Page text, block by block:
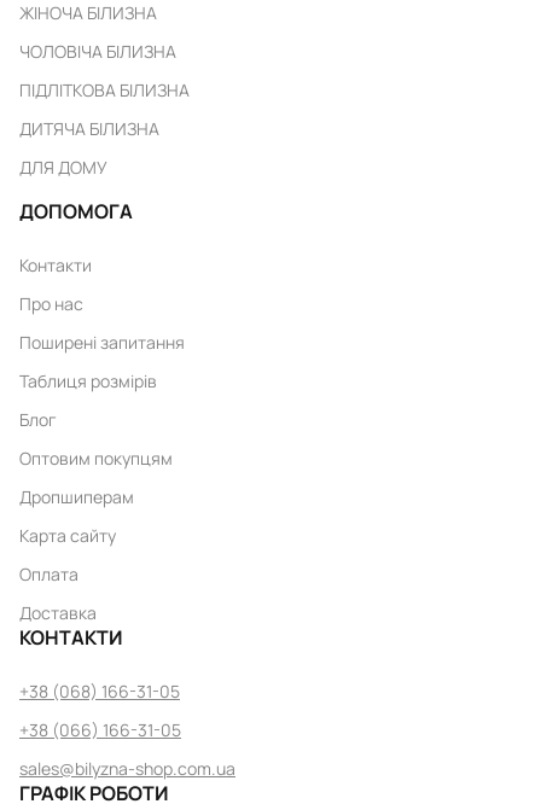
ЖІНОЧА БІЛИЗНА
ЧОЛОВІЧА БІЛИЗНА
ПІДЛІТКОВА БІЛИЗНА
ДИТЯЧА БІЛИЗНА
ДЛЯ ДОМУ
ДОПОМОГА
Контакти
Про нас
Поширені запитання
Таблиця розмірів
Блог
Оптовим покупцям
Дропшиперам
Карта сайту
Оплата
Доставка
КОНТАКТИ
+38 (068) 166-31-05
+38 (066) 166-31-05
sales@bilyzna-shop.com.ua
ГРАФІК РОБОТИ